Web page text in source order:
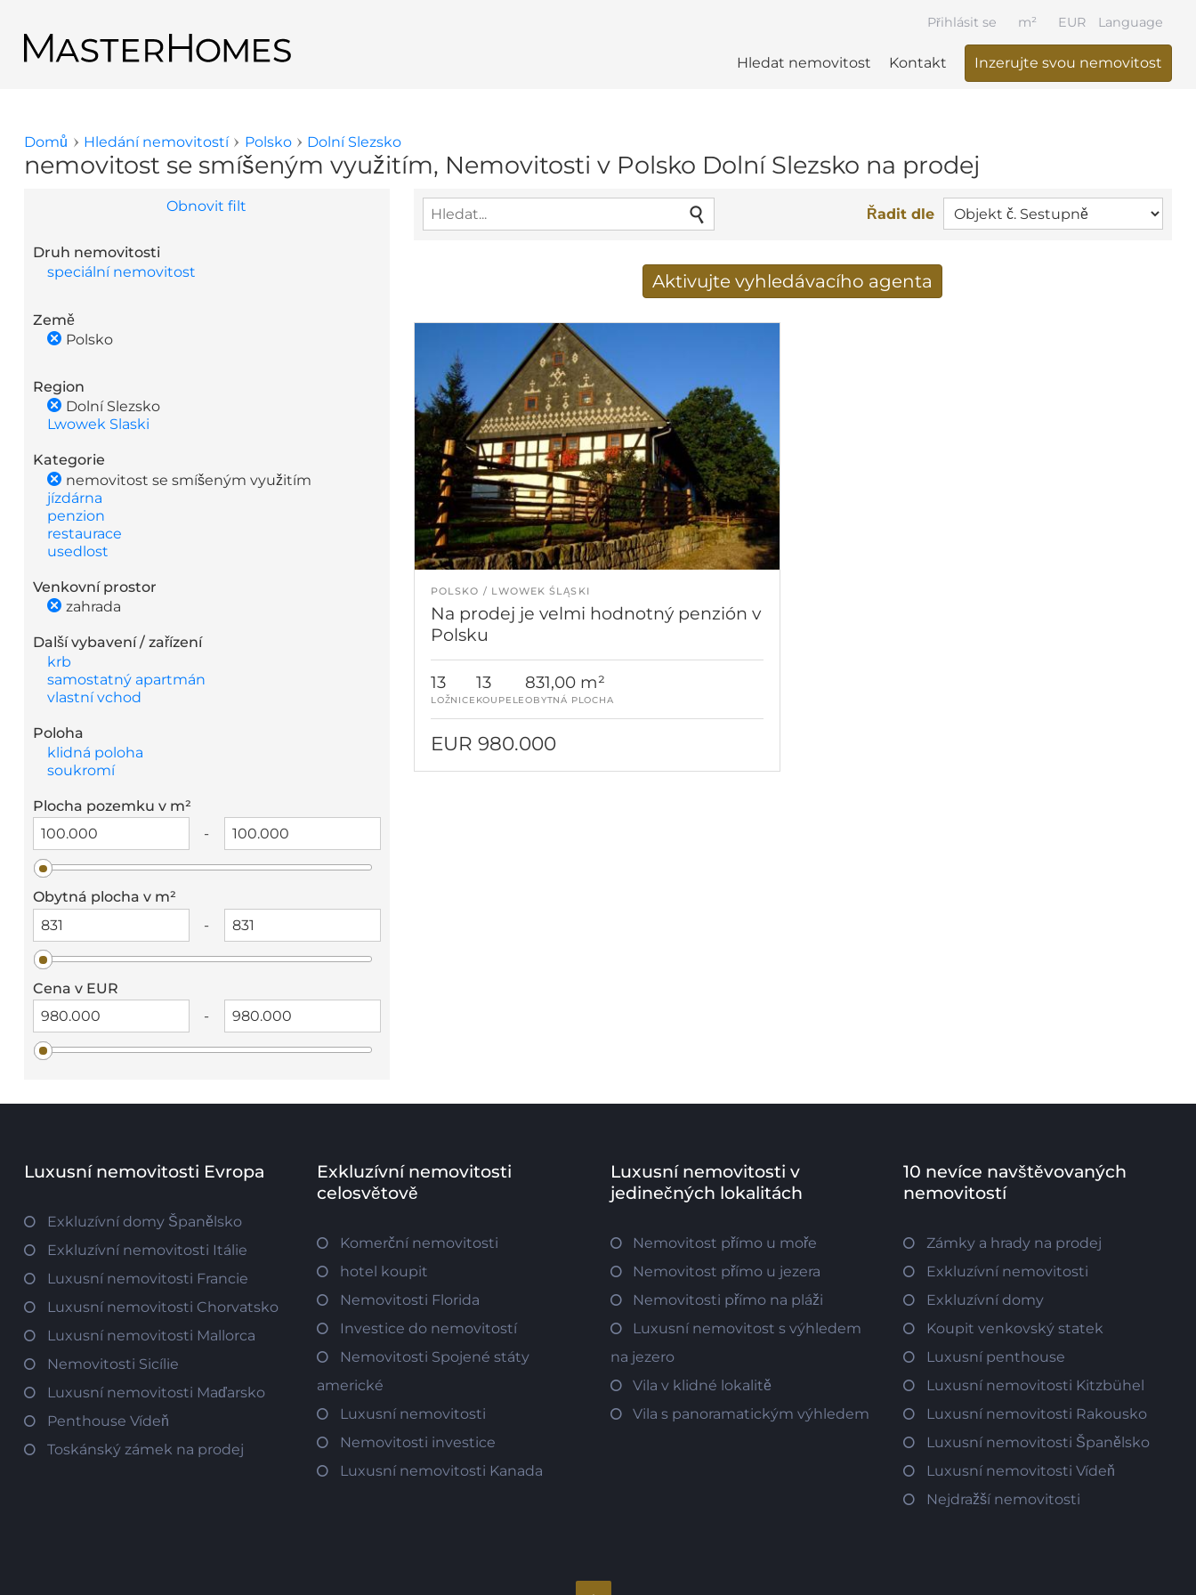
Language
Hledat nemovitost Kontakt Inzerujte svou nemovitost
Přihlásit se EUR
m²
Zpět na výsledky hledání
Jste zde
Domů Hledání nemovitostí Polsko Dolní Slezsko
nemovitost se smíšeným využitím, Nemovitosti v Polsko Dolní Slezsko na prodej
Obnovit filt
Druh nemovitosti
speciální nemovitost
Země
Polsko
Region
Dolní Slezsko
Lwowek Slaski
Kategorie
nemovitost se smíšeným využitím
jízdárna
penzion
restaurace
usedlost
Venkovní prostor
zahrada
Další vybavení / zařízení
krb
samostatný apartmán
vlastní vchod
Poloha
klidná poloha
soukromí
Plocha pozemku v m²
-
Obytná plocha v m²
-
Cena v EUR
-
Řadit dle
Aktivujte vyhledávacího agenta
E-mailová adresa*
POLSKO LWOWEK ŚLĄSKI
Na prodej je velmi hodnotný penzión v
Polsku
13
LOŽNICE
13
KOUPELE
831,00 m²
OBYTNÁ PLOCHA
EUR 980.000
Luxusní nemovitosti Evropa
Exkluzívní domy Španělsko
Exkluzívní nemovitosti Itálie
Luxusní nemovitosti Francie
Luxusní nemovitosti Chorvatsko
Luxusní nemovitosti Mallorca
Nemovitosti Sicílie
Luxusní nemovitosti Maďarsko
Penthouse Vídeň
Toskánský zámek na prodej
Exkluzívní nemovitosti
celosvětově
Komerční nemovitosti
hotel koupit
Nemovitosti Florida
Investice do nemovitostí
Nemovitosti Spojené státy
americké
Luxusní nemovitosti
Nemovitosti investice
Luxusní nemovitosti Kanada
Luxusní nemovitosti v
jedinečných lokalitách
Nemovitost přímo u moře
Nemovitost přímo u jezera
Nemovitosti přímo na pláži
Luxusní nemovitost s výhledem
na jezero
Vila v klidné lokalitě
Vila s panoramatickým výhledem
10 nevíce navštěvovaných
nemovitostí
Zámky a hrady na prodej
Exkluzívní nemovitosti
Exkluzívní domy
Koupit venkovský statek
Luxusní penthouse
Luxusní nemovitosti Kitzbühel
Luxusní nemovitosti Rakousko
Luxusní nemovitosti Španělsko
Luxusní nemovitosti Vídeň
Nejdražší nemovitosti